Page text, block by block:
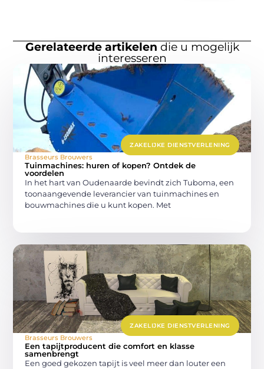
Gerelateerde artikelen die u mogelijk
interesseren
ZAKELIJKE DIENSTVERLENING
Brasseurs Brouwers
Tuinmachines: huren of kopen? Ontdek de
voordelen
In het hart van Oudenaarde bevindt zich Tuboma, een
toonaangevende leverancier van tuinmachines en
bouwmachines die u kunt kopen. Met
ZAKELIJKE DIENSTVERLENING
Brasseurs Brouwers
Een tapijtproducent die comfort en klasse
samenbrengt
Een goed gekozen tapijt is veel meer dan louter een